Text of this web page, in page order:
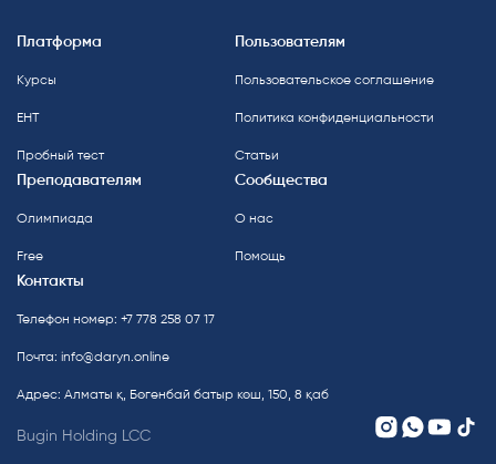
Платформа
Курсы
ЕНТ
Пробный тест
Пользователям
Пользовательское соглашение
Политика конфиденциальности
Статьи
Преподавателям
Олимпиада
Free
Сообщества
О нас
Помощь
Контакты
Телефон номер: +7 778 258 07 17
Почта: info@daryn.online
Адрес: Алматы қ, Бөгенбай батыр көш, 150, 8 қаб
Bugin Holding LCC